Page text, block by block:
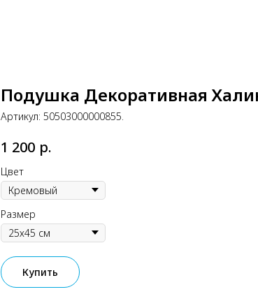
Подушка Декоративная
Артикул: 50503000000855.
1 200 р.
Цвет
Размер
Купить